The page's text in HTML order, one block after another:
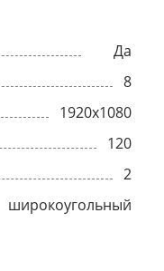
Да
8
1920x1080
120
2
широкоугольный